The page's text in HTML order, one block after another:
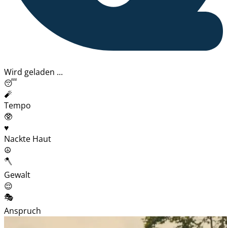
Wird geladen ...
😴
🧨
Tempo
🥸
♥️
Nackte Haut
☮️
🪓
Gewalt
😌
🎭
Anspruch